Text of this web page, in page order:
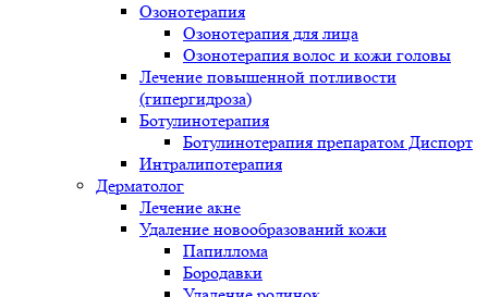
Озонотерапия
Озонотерапия для лица
Озонотерапия волос и кожи головы
Лечение повышенной потливости
(гипергидроза)
Ботулинотерапия
Ботулинотерапия препаратом Диспорт
Интралипотерапия
Дерматолог
Лечение акне
Удаление новообразований кожи
Папиллома
Бородавки